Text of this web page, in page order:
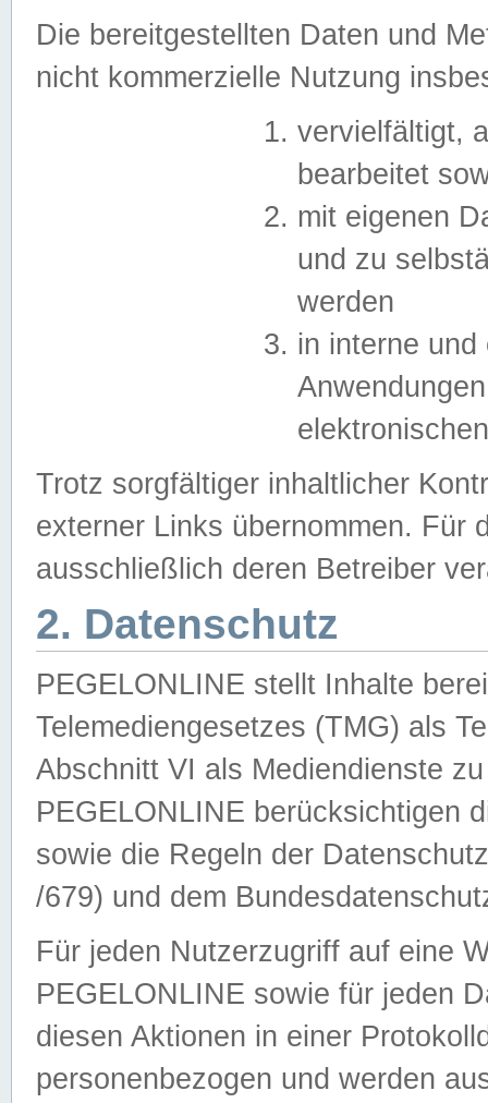
Die bereitgestellten Daten und
nicht kommerzielle Nutzung
vervielfältigt,
bearbeitet
mit eigenen
und zu
werden
in interne
Trotz sorgfältiger inhaltlicher
externer Links übernommen. Für
ausschließlich deren Betreiber
2. Datenschutz
PEGELONLINE stellt Inhalte
Telemediengesetzes (TMG) als
Abschnitt VI als Mediendienste
PEGELONLINE berücksichtigen
sowie die Regeln der
/679) und dem
Für jeden Nutzerzugriff auf eine
PEGELONLINE sowie für jeden
diesen Aktionen in einer
personenbezogen und werden